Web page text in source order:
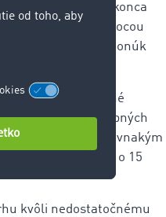
od polovice do konca
pred Veľkou nocou
až 750.000 ponúk
vozidlá, prepravné
klesli. Počet dostupných
v porovnaní s rovnakým
dokonca až o 15
kvôli nedostatočnému